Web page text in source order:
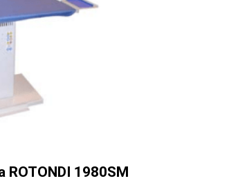
ROTONDI 1980SM